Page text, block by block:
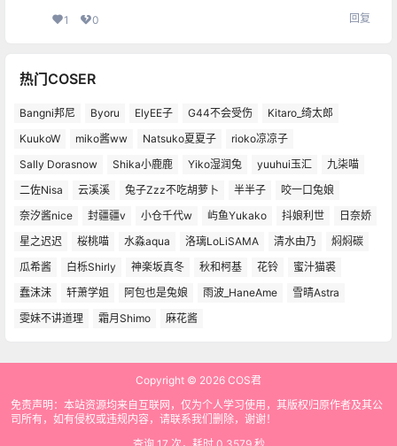
1 0 回复
热门COSER
Bangni邦尼 Byoru ElyEE子 G44不会受伤
Kitaro_绮太郎
KuukoW
miko酱ww Natsuko夏夏子
rioko凉凉子
Sally Dorasnow
Shika小鹿鹿 Yiko湿润兔 yuuhui玉汇
九柒喵
二佐Nisa
云溪溪 兔子Zzz不吃胡萝卜 半半子
咬一口兔娘
奈汐酱nice
封疆疆v 小仓千代w 屿鱼Yukako 抖娘利世
日奈娇
星之迟迟
桜桃喵 水淼aqua 洛璃LoLiSAMA 清水由乃
焖焖碳
瓜希酱
白栎Shirly 神楽坂真冬 秋和柯基 花铃
蜜汁猫裘
蠢沫沫
轩萧学姐 阿包也是兔娘 雨波_HaneAme
雪晴Astra
雯妹不讲道理
霜月Shimo 麻花酱
Copyright © 2026 COS君
免责声明：本站资源均来自互联网，仅为个人学习使用，其版权归原作者及其公
司所有，如有侵权或违规内容，请联系我们删除，谢谢！